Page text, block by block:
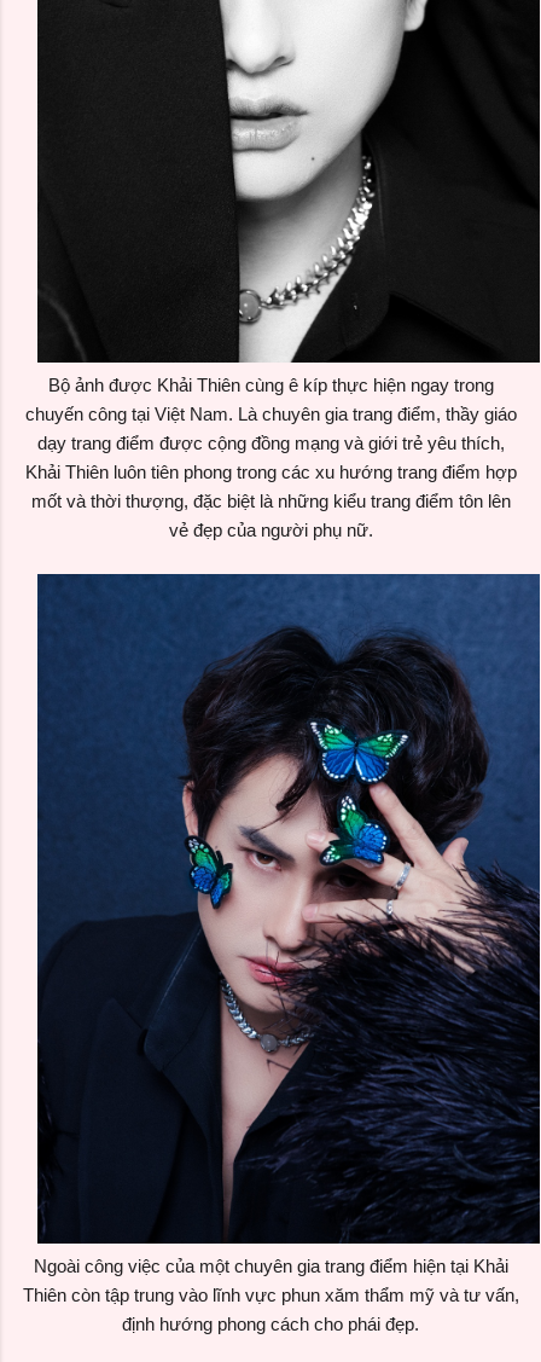
Bộ ảnh được Khải Thiên cùng ê kíp thực hiện ngay trong
chuyến công tại Việt Nam. Là chuyên gia trang điểm, thầy giáo
dạy trang điểm được cộng đồng mạng và giới trẻ yêu thích,
Khải Thiên luôn tiên phong trong các xu hướng trang điểm hợp
mốt và thời thượng, đặc biệt là những kiểu trang điểm tôn lên
vẻ đẹp của người phụ nữ.
Ngoài công việc của một chuyên gia trang điểm hiện tại Khải
Thiên còn tập trung vào lĩnh vực phun xăm thẩm mỹ và tư vấn,
định hướng phong cách cho phái đẹp.